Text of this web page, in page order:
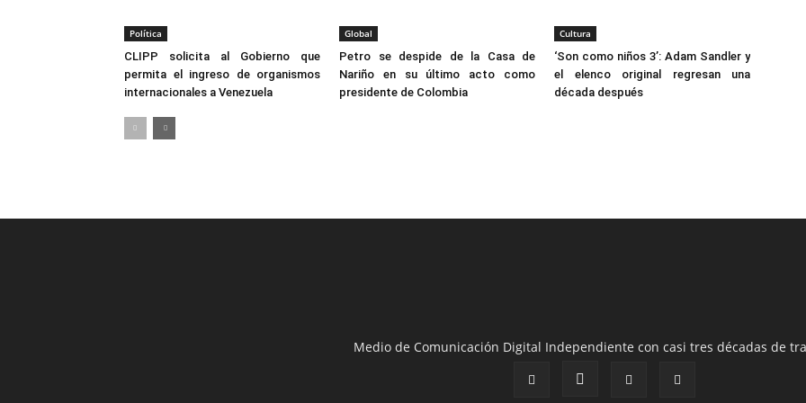
Política
CLIPP solicita al Gobierno que
permita el ingreso de organismos
internacionales a Venezuela
Global
Petro se despide de la Casa de
Nariño en su último acto como
presidente de Colombia
Cultura
‘Son como niños 3’: Adam Sandler y
el elenco original regresan una
década después
Medio de Comunicación Digital Independiente con casi tres décadas de